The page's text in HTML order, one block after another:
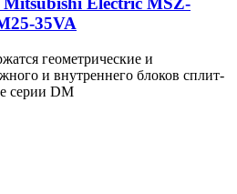
35VA
геометрические и
и внутреннего блоков сплит-
серии DM